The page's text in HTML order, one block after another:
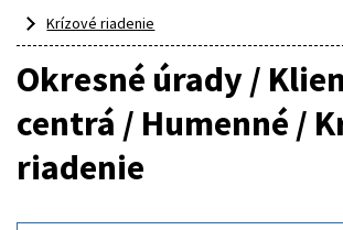
Krízové riadenie
Okresné úrady /
centrá / Humenné /
riadenie